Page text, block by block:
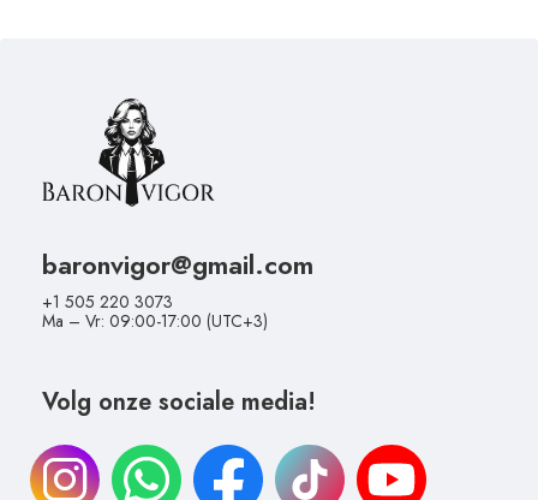
baronvigor@gmail.com
+1 505 220 3073
Ma – Vr: 09:00-17:00 (UTC+3)
Volg onze sociale media!